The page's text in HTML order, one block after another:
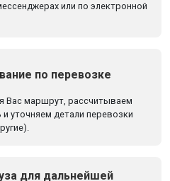
или по электронной
по перевозке
Вас маршрут, рассчитываем
уточняем детали перевозки
для дальнейшей